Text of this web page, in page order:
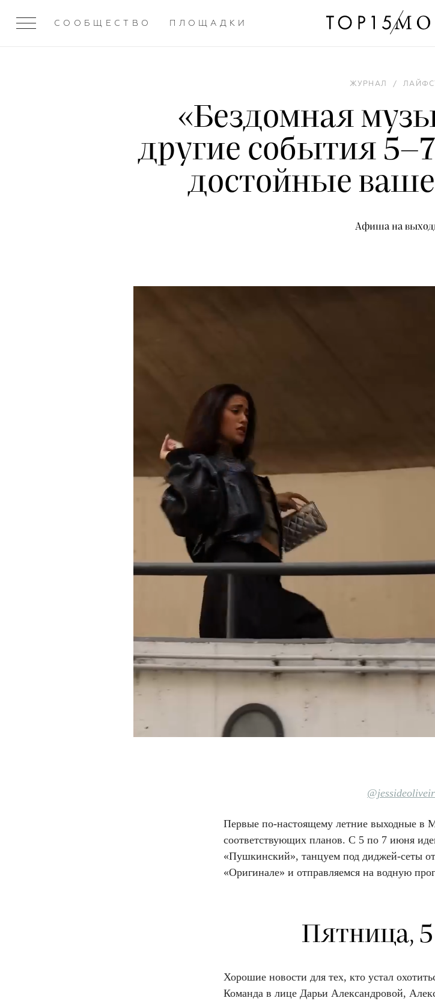
СООБЩЕСТВО ПЛОЩАДКИ
ЖУРНАЛ /
«Бездомная
другие события
достойные
Афиша на
Первые по-настоящему летние выходные в
соответствующих планов. С 5 по 7 июня
«Пушкинский», танцуем под диджей-сеты
«Оригинале» и отправляемся на водную
Пятница,
Хорошие новости для тех, кто устал
Команда в лице Дарьи Александровой,